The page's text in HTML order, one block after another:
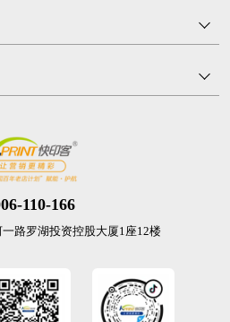
110-166
路罗湖投资控股大厦1座12楼